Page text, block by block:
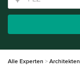
Alle Experten Architekten